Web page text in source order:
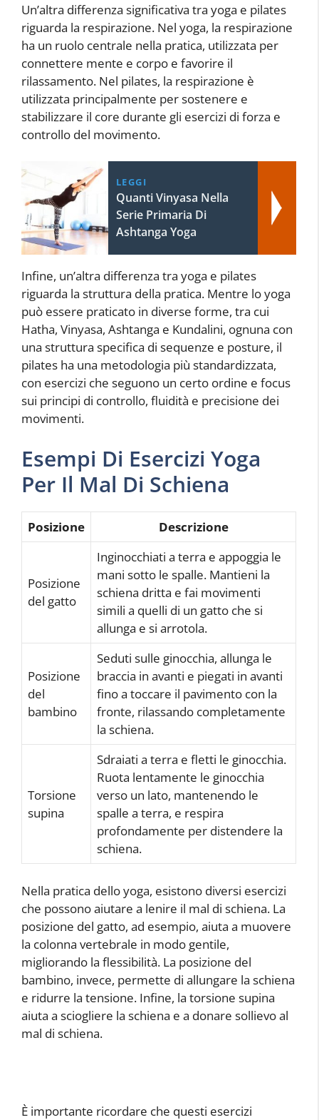
Un’altra differenza significativa tra yoga e pilates
riguarda la respirazione. Nel yoga, la respirazione
ha un ruolo centrale nella pratica, utilizzata per
connettere mente e corpo e favorire il
rilassamento. Nel pilates, la respirazione è
utilizzata principalmente per sostenere e
stabilizzare il core durante gli esercizi di forza e
controllo del movimento.
LEGGI
Quanti Vinyasa Nella
Serie Primaria Di
Ashtanga Yoga
Infine, un’altra differenza tra yoga e pilates
riguarda la struttura della pratica. Mentre lo yoga
può essere praticato in diverse forme, tra cui
Hatha, Vinyasa, Ashtanga e Kundalini, ognuna con
una struttura specifica di sequenze e posture, il
pilates ha una metodologia più standardizzata,
con esercizi che seguono un certo ordine e focus
sui principi di controllo, fluidità e precisione dei
movimenti.
Esempi Di Esercizi Yoga
Per Il Mal Di Schiena
Posizione Descrizione
Posizione
del gatto
Inginocchiati a terra e appoggia le
mani sotto le spalle. Mantieni la
schiena dritta e fai movimenti
simili a quelli di un gatto che si
allunga e si arrotola.
Posizione
del
bambino
Seduti sulle ginocchia, allunga le
braccia in avanti e piegati in avanti
fino a toccare il pavimento con la
fronte, rilassando completamente
la schiena.
Torsione
supina
Sdraiati a terra e fletti le ginocchia.
Ruota lentamente le ginocchia
verso un lato, mantenendo le
spalle a terra, e respira
profondamente per distendere la
schiena.
Nella pratica dello yoga, esistono diversi esercizi
che possono aiutare a lenire il mal di schiena. La
posizione del gatto, ad esempio, aiuta a muovere
la colonna vertebrale in modo gentile,
migliorando la flessibilità. La posizione del
bambino, invece, permette di allungare la schiena
e ridurre la tensione. Infine, la torsione supina
aiuta a sciogliere la schiena e a donare sollievo al
mal di schiena.
È importante ricordare che questi esercizi